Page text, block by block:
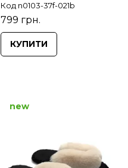
Код n0103-37f-021b
799 грн.
КУПИТИ
new